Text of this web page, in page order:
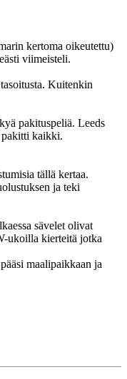
kertoma oikeutettu)
viimeisteli.
Kuitenkin
pakituspeliä. Leeds
pakitti kaikki.
tällä kertaa.
ja teki
sävelet olivat
ukoilla kierteitä jotka
maalipaikkaan ja